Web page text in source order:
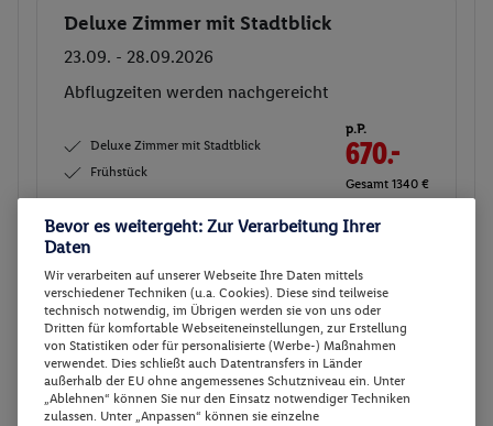
Buchen
Deluxe Zimmer mit Stadtblick
23.09. - 28.09.2026
Abflugzeiten werden nachgereicht
Deluxe Zimmer mit Stadtblick
Frühstück
p.P.
670.-
Gesamt 1340 €
Veranstalter:Travelix - eine Marke der
DERTOUR Deutschland GmbH
Weitere Informationen des
Veranstalters
Nicht
verfügbar
Buchen
Deluxe Zimmer mit Stadtblick
23.09. - 30.09.2026
Bevor es weitergeht: Zur Verarbeitung Ihrer
Daten
Wir verarbeiten auf unserer Webseite Ihre Daten mittels
verschiedener Techniken (u.a. Cookies). Diese sind teilweise
technisch notwendig, im Übrigen werden sie von uns oder
Dritten für komfortable Webseiteneinstellungen, zur Erstellung
von Statistiken oder für personalisierte (Werbe-) Maßnahmen
verwendet. Dies schließt auch Datentransfers in Länder
außerhalb der EU ohne angemessenes Schutzniveau ein. Unter
„Ablehnen“ können Sie nur den Einsatz notwendiger Techniken
zulassen. Unter „Anpassen“ können sie einzelne